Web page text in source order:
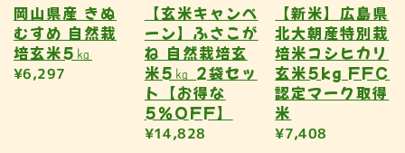
岡山県産 きぬ
むすめ 自然栽
培玄米5㎏
¥6,297
【玄米キャンペ
ーン】ふさこが
ね 自然栽培玄
米5㎏ 2袋セッ
ト【お得な
5％OFF】
¥14,828
【新米】広島県
北大朝産特別栽
培米コシヒカリ
玄米5kg FFC
認定マーク取得
米
¥7,408